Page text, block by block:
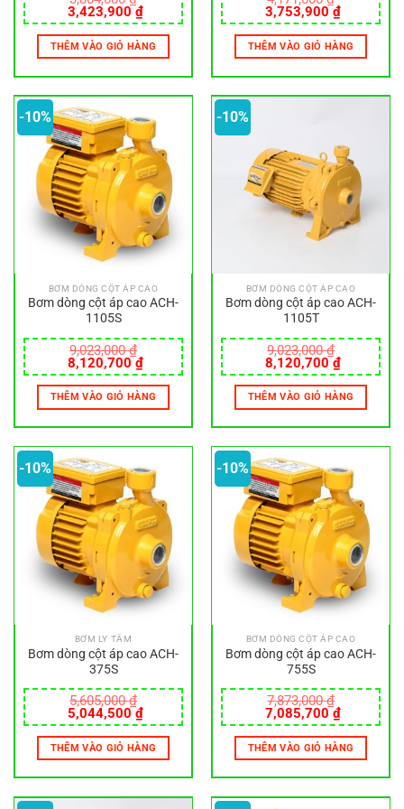
Giá
gốc
là:
3,804,000 ₫.
3,423,900 ₫Giá
hiện
tại
là:
3,423,900 ₫.
THÊM VÀO GIỎ HÀNG
Giá
gốc
là:
4,171,000 ₫.
3,753,900 ₫Giá
hiện
tại
là:
THÊM VÀO GIỎ HÀNG
-10%
BƠM DÒNG CỘT ÁP CAO
Bơm dòng cột áp cao ACH-
1105S
9,023,000₫
Giá
gốc
là:
9,023,000 ₫.
8,120,700 ₫Giá
hiện
tại
là:
8,120,700 ₫.
THÊM VÀO GIỎ HÀNG
-10%
BƠM DÒNG CỘT ÁP CAO
Bơm dòng cột áp cao ACH-
1105T
9,023,000₫
Giá
gốc
là:
9,023,000 ₫.
8,120,700 ₫Giá
hiện
tại
là:
THÊM VÀO GIỎ HÀNG
-10%
BƠM LY TÂM
Bơm dòng cột áp cao ACH-
375S
5,605,000₫
Giá
gốc
là:
5,605,000 ₫.
5,044,500 ₫Giá
hiện
tại
là:
5,044,500 ₫.
THÊM VÀO GIỎ HÀNG
-10%
BƠM DÒNG CỘT ÁP CAO
Bơm dòng cột áp cao ACH-
755S
7,873,000₫
Giá
gốc
là:
7,873,000 ₫.
7,085,700 ₫Giá
hiện
tại
là:
THÊM VÀO GIỎ HÀNG